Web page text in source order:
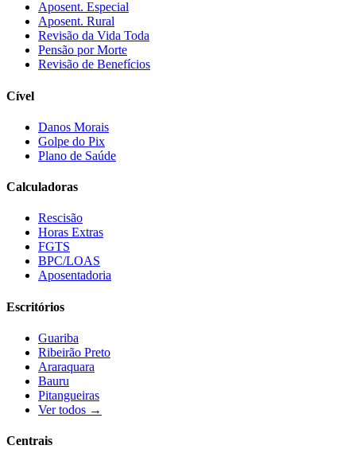
Aposent. Especial
Aposent. Rural
Revisão da Vida Toda
Pensão por Morte
Revisão de Benefícios
Cível
Danos Morais
Golpe do Pix
Plano de Saúde
Calculadoras
Rescisão
Horas Extras
FGTS
BPC/LOAS
Aposentadoria
Escritórios
Guariba
Ribeirão Preto
Araraquara
Bauru
Pitangueiras
Ver todos →
Centrais